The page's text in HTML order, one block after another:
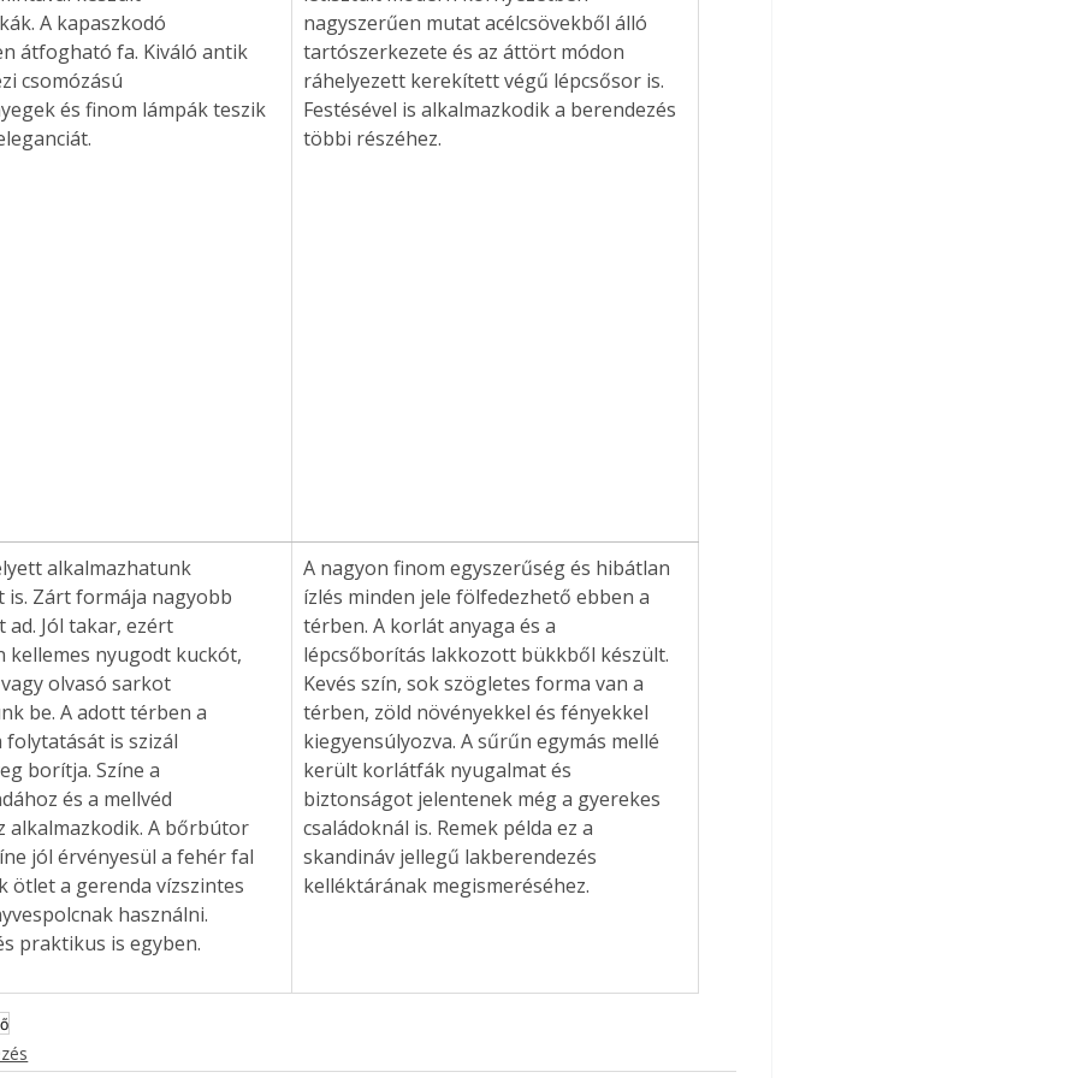
az
A
Együtt jobban megéri!
Bővebb információ itt!
A kapaszkodó
átfogható fa. Kiváló antik
csomózású
és finom lámpák teszik
nagyszerűen mutat acélcsövekből álló
tartószerkezete és az áttört módon
ráhelyezett kerekített végű lépcsősor is.
Festésével is alkalmazkodik a berendezés
többi részéhez.
alkalmazhatunk
is. Zárt formája nagyobb
ad. Jól takar, ezért
kellemes nyugodt kuckót,
olvasó sarkot
be. A adott térben a
folytatását is szizál
borítja. Színe a
és a mellvéd
alkalmazkodik. A bőrbútor
jól érvényesül a fehér fal
ötlet a gerenda vízszintes
használni.
praktikus is egyben.
A nagyon finom egyszerűség és hibátlan
ízlés minden jele fölfedezhető ebben a
térben. A korlát anyaga és a
lépcsőborítás lakkozott bükkből készült.
Kevés szín, sok szögletes forma van a
térben, zöld növényekkel és fényekkel
kiegyensúlyozva. A sűrűn egymás mellé
került korlátfák nyugalmat és
biztonságot jelentenek még a gyerekes
családoknál is. Remek példa ez a
skandináv jellegű lakberendezés
kelléktárának megismeréséhez.